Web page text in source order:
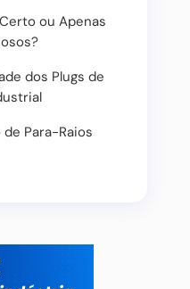
ou Apenas
dos Plugs de
Para-Raios